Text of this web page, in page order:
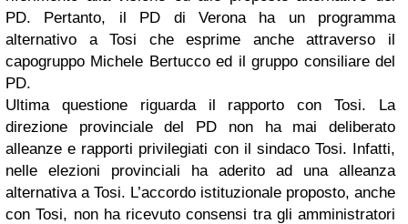
PD. Pertanto, il PD di Verona ha un programma
alternativo a Tosi che esprime anche attraverso il
capogruppo Michele Bertucco ed il gruppo consiliare del
PD.
Ultima questione riguarda il rapporto con Tosi. La
direzione provinciale del PD non ha mai deliberato
alleanze e rapporti privilegiati con il sindaco Tosi. Infatti,
nelle elezioni provinciali ha aderito ad una alleanza
alternativa a Tosi. L’accordo istituzionale proposto, anche
con Tosi, non ha ricevuto consensi tra gli amministratori